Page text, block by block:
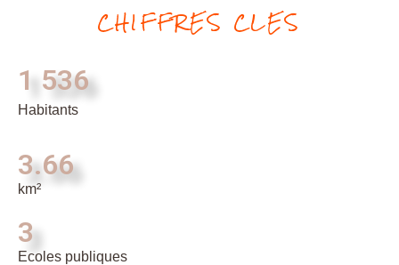
CHIFFRES CLES
1 536
Habitants
3.66
km²
3
Ecoles publiques